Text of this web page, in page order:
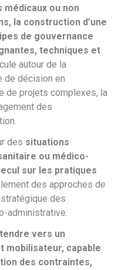
médicaux ou non
la construction d’une
de gouvernance
techniques et
autour de la
de décision en
de projets complexes, la
des
des situations
ou médico-
sur les pratiques
des approches de
des
administrative.
vers un
mobilisateur, capable
des contraintes,